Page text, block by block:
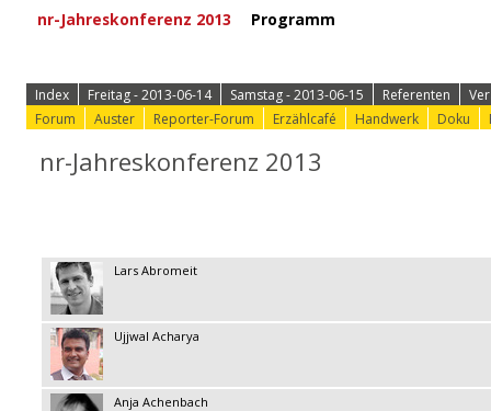
Index Freitag - 2013-06-14 Samstag - 2013-06-15 Referenten
Forum
Auster Reporter-Forum Erzählcafé Handwerk Doku
nr-Jahreskonferenz 2013
Lars Abromeit
Ujjwal Acharya
Anja Achenbach
nr-Jahreskonferenz 2013 Programm